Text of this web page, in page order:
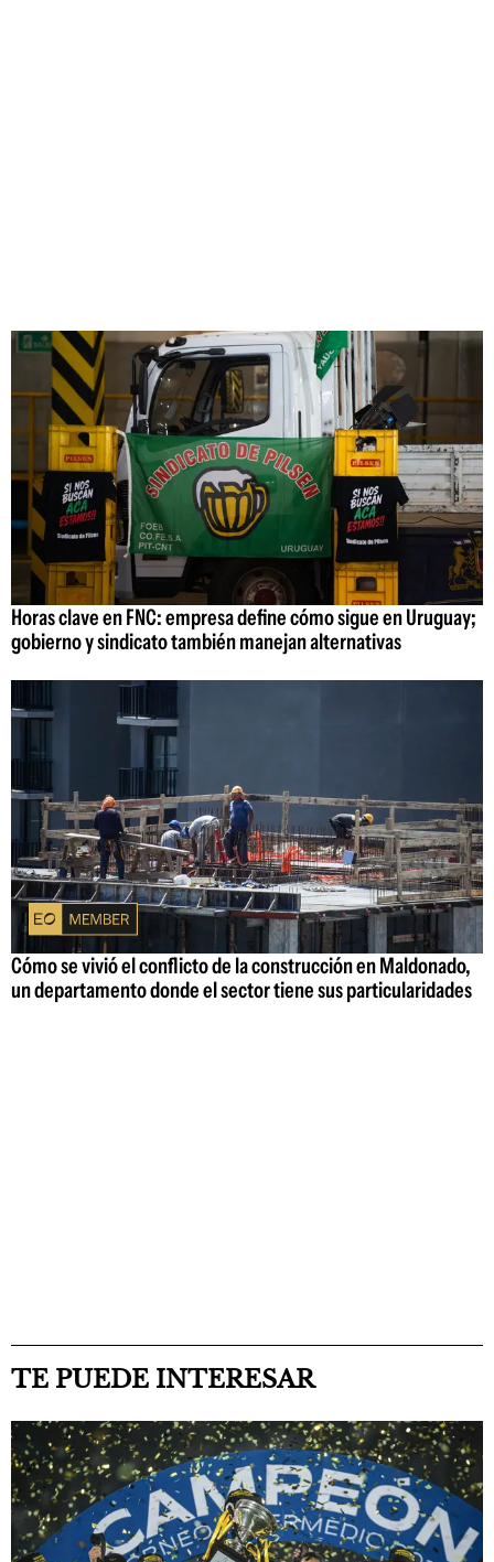
Horas clave en FNC: empresa define cómo sigue en Uruguay;
gobierno y sindicato también manejan alternativas
Cómo se vivió el conflicto de la construcción en Maldonado,
un departamento donde el sector tiene sus particularidades
TE PUEDE INTERESAR